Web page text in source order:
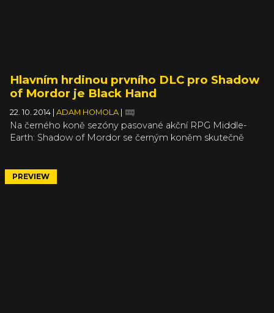
Hlavním hrdinou prvního DLC pro Shadow
of Mordor je Black Hand
22. 10. 2014 ADAM HOMOLA
Na černého koně sezóny pasované akční RPG Middle-
Earth: Shadow of Mordor se černým koněm skutečně
to i hodnocení na Metacritic. A jako každá úspěšná hra, i
Shadow of Mordor se dočká celé sady nového obsahu.
PREVIEW